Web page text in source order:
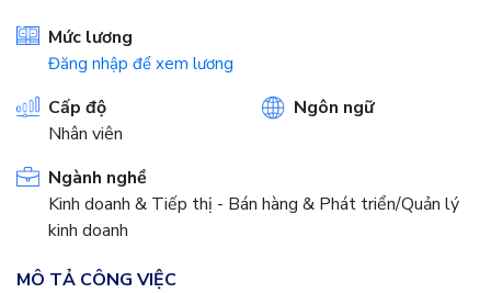
Mức lương
Đăng nhập để xem lương
Cấp độ
Nhân viên
Ngôn ngữ
Ngành nghề
Kinh doanh & Tiếp thị - Bán hàng & Phát triển/Quản lý
kinh doanh
MÔ TẢ CÔNG VIỆC